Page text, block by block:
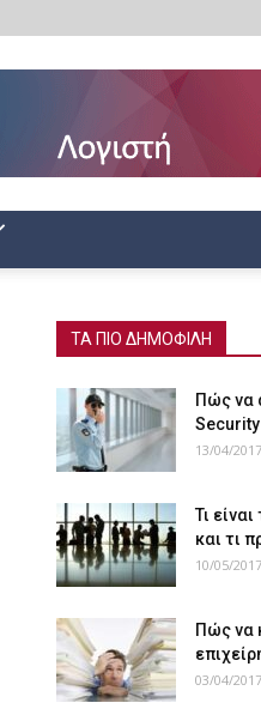
ΤΑ ΠΙΟ ΔΗΜΟΦΙΛΗ
Πώς να
Security
13/04/2017
Τι
και τι
10/05/2017
Πώς να
03/04/2017